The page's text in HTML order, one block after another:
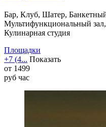
Бар, Клуб, Шатер,
Мультифункциональный
Кулинарная студия
Площадки
+7 (4... Показать
от 1499
руб час